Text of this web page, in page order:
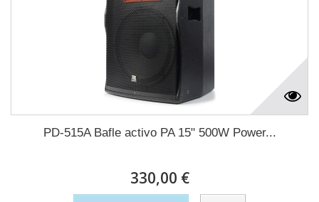
PD-515A Bafle activo PA 15" 500W Power...
330,00 €